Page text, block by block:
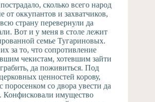
сколько всего народ
оккупантов и захватчиков,
страну перевернули да
Вот и у меня в столе лежит
семье Тугариновых.
за то, что сопротивление
чекистам, хотевшим зайти
да поживиться. Под
ценностей корову,
поросенком со двора увести да
Конфисковали имущество